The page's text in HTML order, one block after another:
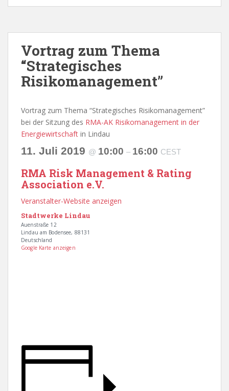
Vortrag zum Thema
“Strategisches
Risikomanagement”
Vortrag zum Thema “Strategisches Risikomanagement”
bei der Sitzung des RMA-AK Risikomanagement in der
Energiewirtschaft in Lindau
11. Juli 2019 @ 10:00 – 16:00 CEST
RMA Risk Management & Rating
Association e.V.
Veranstalter-Website anzeigen
Stadtwerke Lindau
Auenstraße 12
Lindau am Bodensee, 88131
Deutschland
Google Karte anzeigen